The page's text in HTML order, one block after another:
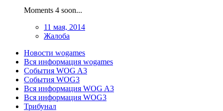
Moments 4 soon...
11 мая, 2014
Жалоба
Новости wogames
Вся информация wogames
События WOG A3
События WOG3
Вся информация WOG A3
Вся информация WOG3
Трибунал